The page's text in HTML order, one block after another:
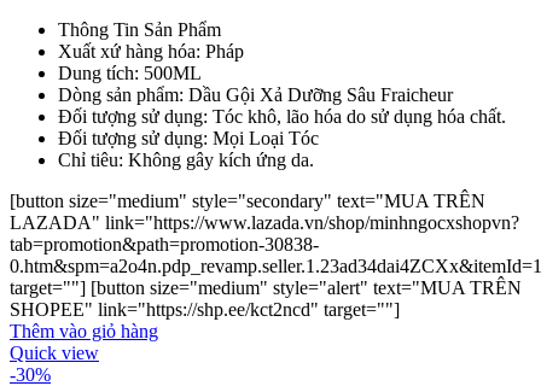
Thông Tin Sản Phẩm
Xuất xứ hàng hóa: Pháp
Dung tích: 500ML
Dòng sản phẩm: Dầu Gội Xả Dưỡng Sâu Fraicheur
Đối tượng sử dụng: Tóc khô, lão hóa do sử dụng hóa chất.
Đối tượng sử dụng: Mọi Loại Tóc
Chỉ tiêu: Không gây kích ứng da.
[button size="medium" style="secondary" text="MUA TRÊN
LAZADA" link="https://www.lazada.vn/shop/minhngocxshopvn?
tab=promotion&path=promotion-30838-
target=""] [button size="medium" style="alert" text="MUA TRÊN
SHOPEE" link="https://shp.ee/kct2ncd" target=""]
Thêm vào giỏ hàng
Quick view
-30%